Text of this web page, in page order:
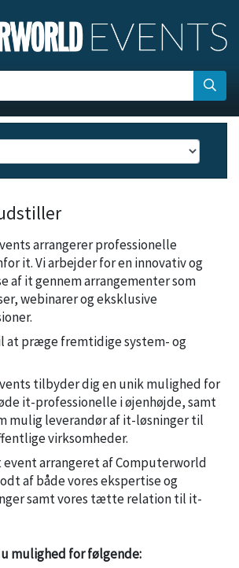
arrangerer professionelle
it. Vi arbejder for en innovativ og
af it gennem arrangementer som
webinarer og eksklusive
at præge fremtidige system- og
tilbyder dig en unik mulighed for
it-professionelle i øjenhøjde, samt
mulig leverandør af it-løsninger til
virksomheder.
event arrangeret af Computerworld
af både vores ekspertise og
samt vores tætte relation til it-
mulighed for følgende: